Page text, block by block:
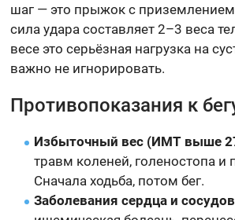
шаг — это прыжок с приземлением
сила удара составляет 2–3 веса
весе это серьёзная нагрузка на
важно не игнорировать.
Противопоказания к
Избыточный вес (ИМТ выше
травм коленей, голеностопа и
Сначала ходьба, потом бег.
Заболевания сердца и сосудов